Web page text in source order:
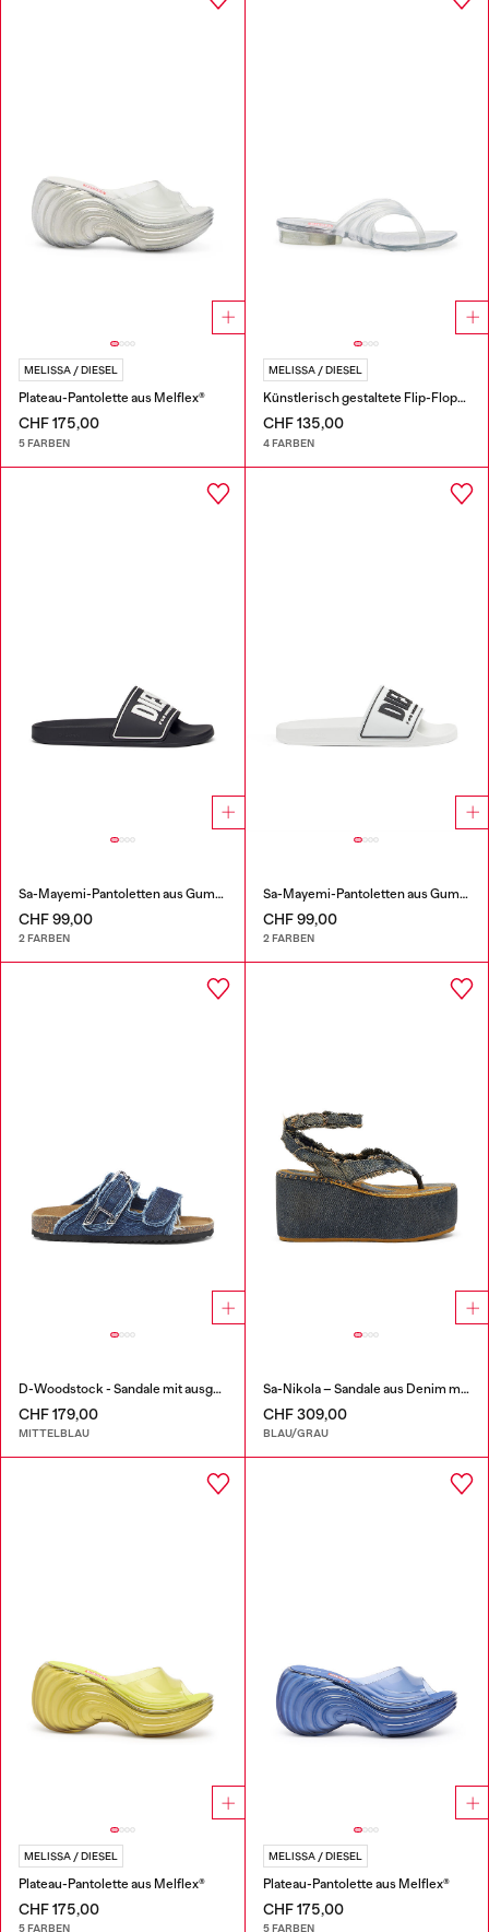
MELISSA / DIESEL
Plateau-Pantolette aus Melflex®
CHF 175,00
5 FARBEN
MELISSA / DIESEL
Künstlerisch gestaltete Flip-Flops aus Melflex®
CHF 135,00
4 FARBEN
Sa-Mayemi-Pantoletten aus Gummi mit Logoprägung
CHF 99,00
2 FARBEN
Sa-Mayemi-Pantoletten aus Gummi mit Logoprägung
CHF 99,00
2 FARBEN
D-Woodstock - Sandale mit ausgefransten denim-riemen
CHF 179,00
MITTELBLAU
Sa-Nikola – Sandale aus Denim mit ausgefransten Details
CHF 309,00
BLAU/GRAU
MELISSA / DIESEL
Plateau-Pantolette aus Melflex®
CHF 175,00
5 FARBEN
MELISSA / DIESEL
Plateau-Pantolette aus Melflex®
CHF 175,00
5 FARBEN